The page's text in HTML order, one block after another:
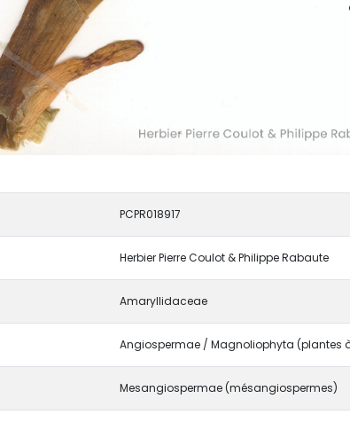
PCPR018917
Herbier Pierre Coulot & Philippe Rabaute
Amaryllidaceae
Angiospermae / Magnoliophyta (plantes
Mesangiospermae (mésangiospermes)